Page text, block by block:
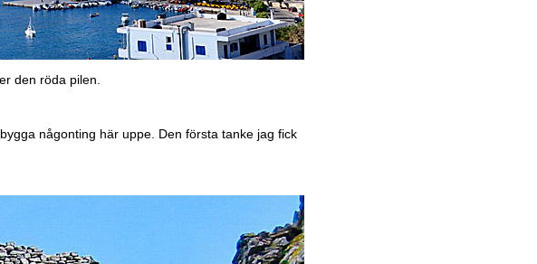
den röda pilen.
någonting här uppe. Den första tanke jag fick